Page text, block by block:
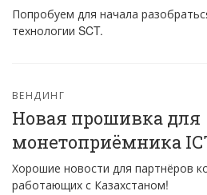
Попробуем для начала
технологии SCT.
ВЕНДИНГ
Новая прошивка для
монетоприёмника
Хорошие новости для партнёров
работающих с Казахстаном!